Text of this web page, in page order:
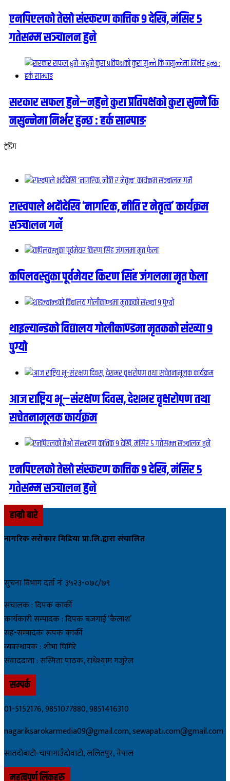
एनपिएलको तेस्रो संस्करण कात्तिक ९ देखि, मंसिर ५
गतेसम्म सञ्चालन हुने
सरकार सफल हुने–नहुने कुरा प्रतिपक्षको कुरा सुन्ने कि
नसुन्नेमा निर्भर हुन्छ : हर्क साम्पाङ
ट्रेंडिंग
रास्वपाले भदौदेखि ‘नागरिक, नीति र नेतृत्व’ कार्यक्रम
सञ्चालन गर्ने
कपिलवस्तुका पूर्वमेयर किरण सिंह जंगलमा मृत फेला
थाइल्यान्डको विद्यालय गोलीकाण्डमा मृतकको संख्या ९
पुग्यो
आज राष्ट्रिय भू–संरक्षण दिवस, देशभर वृक्षरोपण तथा
सचेतनामूलक कार्यक्रम
एनपिएलको तेस्रो संस्करण कात्तिक ९ देखि, मंसिर ५
गतेसम्म सञ्चालन हुने
हाम्रो बारे
नागरिक सरोकार मिडिया प्रा.लि.द्वारा संचालित
सुचना विभाग दर्ता नंः ३५२३-०७८/७९
संचालक : दिपक कार्की
कार्यकारी सम्पादक : दिपक बजगाई ‘कैलाश’
सह-सम्पादकः रूपक कार्की
व्यवस्थापक : शोभा घिमिरे
संवाददाता : सस्मिता पाठक, राधेश्याम गजुरेल
सम्पर्क
01-5152176, 9851077880, 9851416310
nagariksarokarmedia09@gmail.com, sewapati.com@gmail.com
सातदोबाटो-चापागाउँदाेवाटाे, ललितपुर, नेपाल
महत्वपूर्ण लिंकहरु